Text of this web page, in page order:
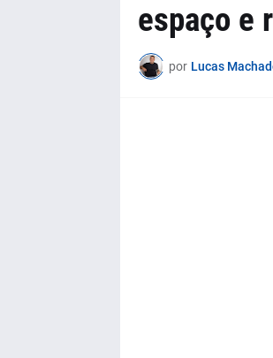
espaço e
por Lucas